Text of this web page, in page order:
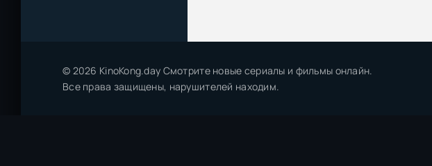
© 2026 KinoKong.day Смотрите новые сериалы и фильмы онлайн.
Все права защищены, нарушителей находим.